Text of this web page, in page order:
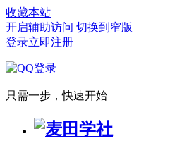
收藏本站
开启辅助访问 切换到窄版
登录立即注册
只需一步，快速开始